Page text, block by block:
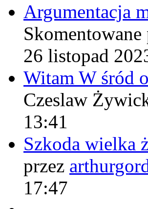
Argumentacja
26 listopad
Witam W śród
Czeslaw
13:41
Szkoda wielka
przez
17:47